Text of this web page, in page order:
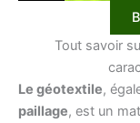
Tout savoir
Le géotextile,
paillage, est un